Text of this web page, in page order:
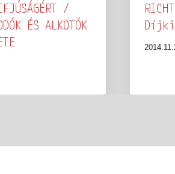
/
ÉS ALKOTÓK